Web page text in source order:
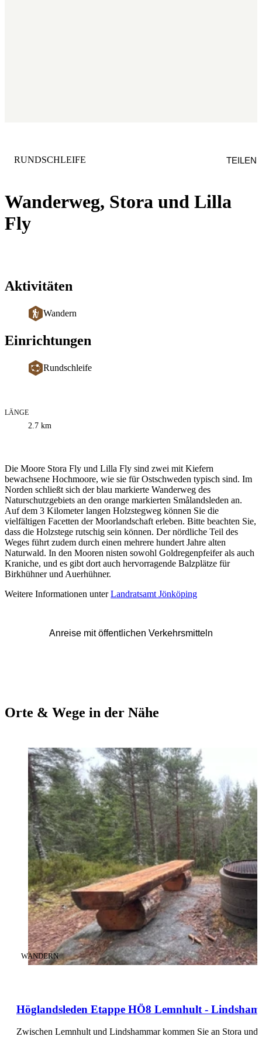
Wanderweg, Stora und Lilla
Fly
KATEGORIE:
RUNDSCHLEIFE TEILEN
Aktivitäten
Wandern
Einrichtungen
Rundschleife
Informationen
zum
LÄNGE
2.7 km
Beschreibung
Die Moore Stora Fly und Lilla Fly sind zwei mit Kiefern
bewachsene Hochmoore, wie sie für Ostschweden typisch sind. Im
Norden schließt sich der blau markierte Wanderweg des
Naturschutzgebiets an den orange markierten Smålandsleden an.
Auf dem 3 Kilometer langen Holzstegweg können Sie die
vielfältigen Facetten der Moorlandschaft erleben. Bitte beachten Sie,
dass die Holzstege rutschig sein können. Der nördliche Teil des
Weges führt zudem durch einen mehrere hundert Jahre alten
Naturwald. In den Mooren nisten sowohl Goldregenpfeifer als auch
Kraniche, und es gibt dort auch hervorragende Balzplätze für
Birkhühner und Auerhühner.
Weitere Informationen unterLandratsamt Jönköping
Anreise mit öffentlichen Verkehrsmitteln
Orte & Wege in der Nähe
Höglandsleden Etappe HÖ8 Lemnhult -
KATEGORIE:
WANDERN
Zwischen Lemnhult und Lindshammar kommen Sie an Stora